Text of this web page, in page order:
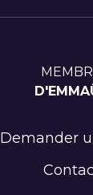
Demander